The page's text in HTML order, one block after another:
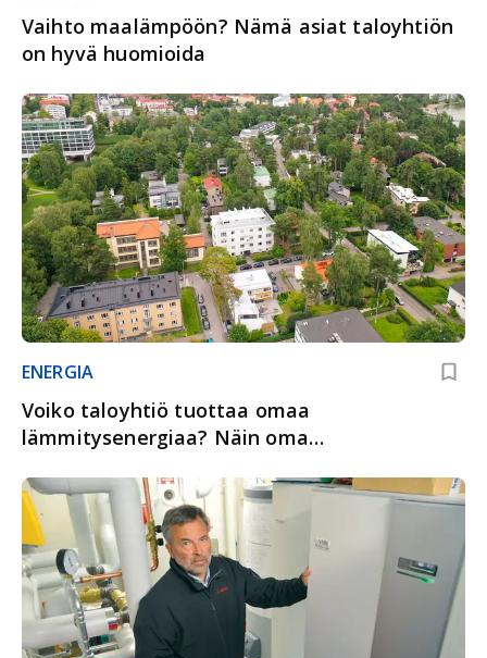
Vaihto maalämpöön? Nämä asiat taloyhtiön
on hyvä huomioida
ENERGIA
Voiko taloyhtiö tuottaa omaa
lämmitysenergiaa? Näin oma